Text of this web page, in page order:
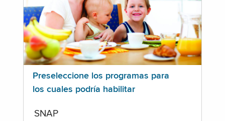
Preseleccione los programas para
los cuales podría habilitar
SNAP